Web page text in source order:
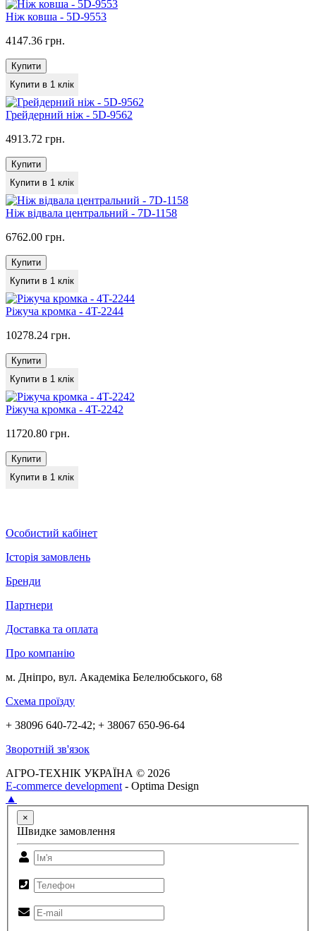
Ніж ковша - 5D-9553
4147.36 грн.
Купити
Купити в 1 клік
Грейдерний ніж - 5D-9562
4913.72 грн.
Купити
Купити в 1 клік
Ніж відвала центральний - 7D-1158
6762.00 грн.
Купити
Купити в 1 клік
Ріжуча кромка - 4T-2244
10278.24 грн.
Купити
Купити в 1 клік
Ріжуча кромка - 4T-2242
11720.80 грн.
Купити
Купити в 1 клік
Особистий кабінет
Історія замовлень
Бренди
Партнери
Доставка та оплата
Про компанію
м. Дніпро, вул. Академіка Белелюбського, 68
Схема проїзду
+ 38096 640-72-42; + 38067 650-96-64
Зворотній зв'язок
АГРО-ТЕХНІК УКРАЇНА © 2026
E-commerce development - Optima Design
▲
×
Швидке замовлення